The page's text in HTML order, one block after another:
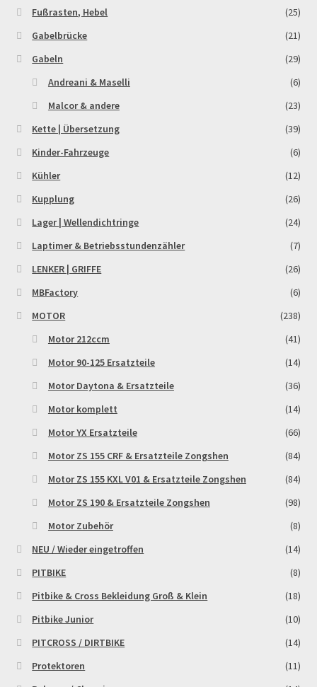
Fußrasten, Hebel
(25)
Gabelbrücke
(21)
Gabeln
(29)
Andreani & Maselli
(6)
Malcor & andere
(23)
Kette | Übersetzung
(39)
Kinder-Fahrzeuge
(6)
Kühler
(12)
Kupplung
(26)
Lager | Wellendichtringe
(24)
Laptimer & Betriebsstundenzähler
(7)
LENKER | GRIFFE
(26)
MBFactory
(6)
MOTOR
(238)
Motor 212ccm
(41)
Motor 90-125 Ersatzteile
(14)
Motor Daytona & Ersatzteile
(36)
Motor komplett
(14)
Motor YX Ersatzteile
(66)
Motor ZS 155 CRF & Ersatzteile Zongshen
(84)
Motor ZS 155 KXL V01 & Ersatzteile Zongshen
(84)
Motor ZS 190 & Ersatzteile Zongshen
(98)
Motor Zubehör
(8)
NEU / Wieder eingetroffen
(14)
PITBIKE
(8)
Pitbike & Cross Bekleidung Groß & Klein
(18)
Pitbike Junior
(10)
PITCROSS / DIRTBIKE
(14)
Protektoren
(11)